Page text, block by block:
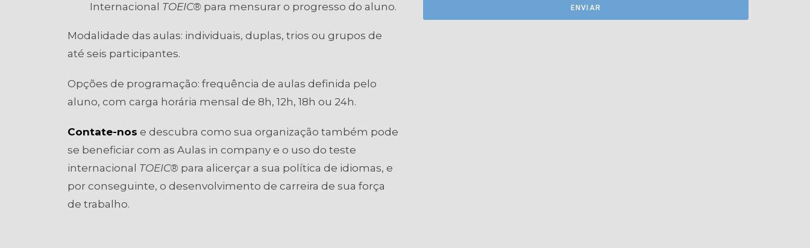
Internacional TOEIC® para mensurar o progresso do aluno.
Modalidade das aulas: individuais, duplas, trios ou grupos de
até seis participantes.
Opções de programação: frequência de aulas definida pelo
aluno, com carga horária mensal de 8h, 12h, 18h ou 24h.
Contate-nos e descubra como sua organização também pode
se beneficiar com as Aulas in company e o uso do teste
internacional TOEIC® para alicerçar a sua política de idiomas, e
por conseguinte, o desenvolvimento de carreira de sua força
de trabalho.
ENVIAR